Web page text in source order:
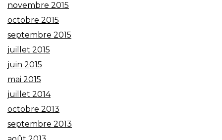
novembre 2015
octobre 2015
septembre 2015
juillet 2015
juin 2015
mai 2015
juillet 2014
octobre 2013
septembre 2013